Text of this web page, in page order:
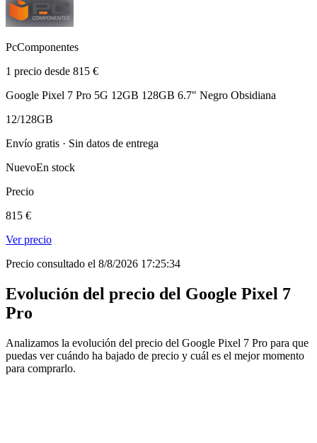
PcComponentes
1 precio desde 815 €
Google Pixel 7 Pro 5G 12GB 128GB 6.7" Negro Obsidiana
12/128GB
Envío gratis · Sin datos de entrega
NuevoEn stock
Precio
815 €
Ver precio
Precio consultado el 8/8/2026 17:25:34
Evolución del precio del Google Pixel 7
Pro
Analizamos la evolución del precio del Google Pixel 7 Pro para que
puedas ver cuándo ha bajado de precio y cuál es el mejor momento
para comprarlo.